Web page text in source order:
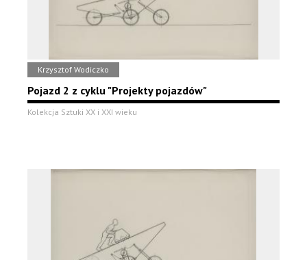
Krzysztof Wodiczko
Pojazd 2 z cyklu "Projekty pojazdów"
Kolekcja Sztuki XX i XXI wieku